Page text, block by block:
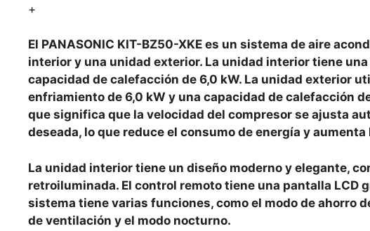
+
El PANASONIC KIT-BZ50-XKE es un sistema de aire
interior y una unidad exterior. La unidad interior tiene
capacidad de calefacción de 6,0 kW. La unidad exterior
enfriamiento de 6,0 kW y una capacidad de calefacción
que significa que la velocidad del compresor se ajusta
deseada, lo que reduce el consumo de energía y
La unidad interior tiene un diseño moderno y elegante,
retroiluminada. El control remoto tiene una pantalla LCD
sistema tiene varias funciones, como el modo de ahorro
de ventilación y el modo nocturno.